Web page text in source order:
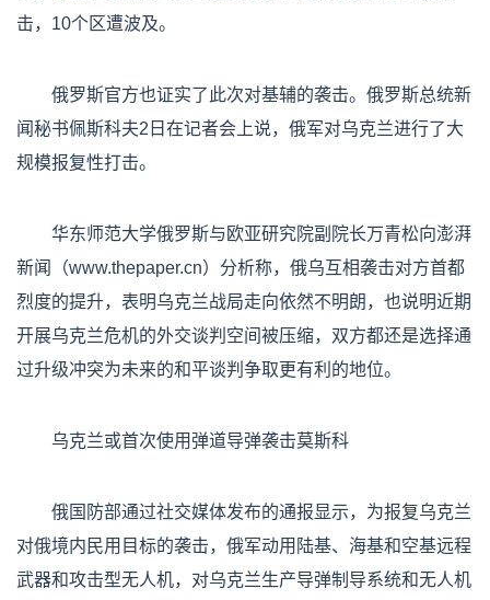
击，10个区遭波及。
俄罗斯官方也证实了此次对基辅的袭击。俄罗斯总统新
闻秘书佩斯科夫2日在记者会上说，俄军对乌克兰进行了大
规模报复性打击。
华东师范大学俄罗斯与欧亚研究院副院长万青松向澎湃
新闻（www.thepaper.cn）分析称，俄乌互相袭击对方首都
烈度的提升，表明乌克兰战局走向依然不明朗，也说明近期
开展乌克兰危机的外交谈判空间被压缩，双方都还是选择通
过升级冲突为未来的和平谈判争取更有利的地位。
乌克兰或首次使用弹道导弹袭击莫斯科
俄国防部通过社交媒体发布的通报显示，为报复乌克兰
对俄境内民用目标的袭击，俄军动用陆基、海基和空基远程
武器和攻击型无人机，对乌克兰生产导弹制导系统和无人机